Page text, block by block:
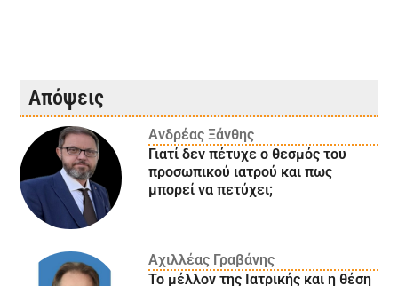
Απόψεις
Ανδρέας Ξάνθης
Γιατί δεν πέτυχε ο θεσμός του
προσωπικού ιατρού και πως
μπορεί να πετύχει;
Αχιλλέας Γραβάνης
Το μέλλον της Ιατρικής και η θέση